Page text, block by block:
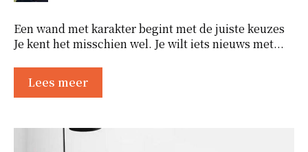
Een wand met karakter begint met de juiste keuzes
Je kent het misschien wel. Je wilt iets nieuws met...
Lees meer